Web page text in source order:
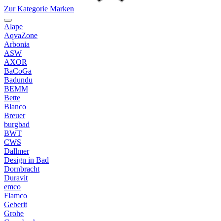
Zur Kategorie Marken
Alape
AqvaZone
Arbonia
ASW
AXOR
BaCoGa
Badundu
BEMM
Bette
Blanco
Breuer
burgbad
BWT
CWS
Dallmer
Design in Bad
Dornbracht
Duravit
emco
Flamco
Geberit
Grohe